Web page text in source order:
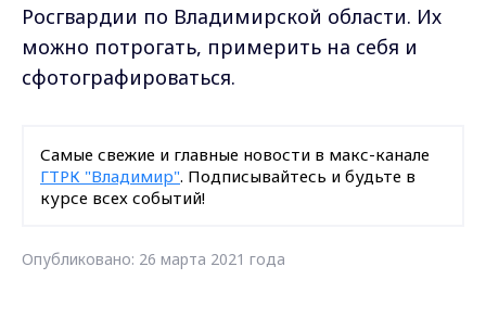
Росгвардии по Владимирской области. Их
можно потрогать, примерить на себя и
сфотографироваться.
Самые свежие и главные новости в макс-канале
ГТРК "Владимир". Подписывайтесь и будьте в
курсе всех событий!
Опубликовано: 26 марта 2021 года